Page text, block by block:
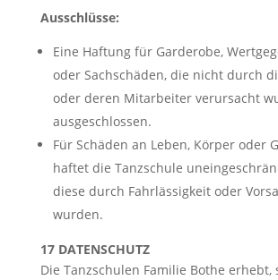
Ausschlüsse:
Eine Haftung für Garderobe,
oder Sachschäden, die nicht durch
oder deren Mitarbeiter verursacht
ausgeschlossen.
Für Schäden an Leben, Körper oder
haftet die Tanzschule
diese durch Fahrlässigkeit oder
wurden.
17 DATENSCHUTZ
Die Tanzschulen Familie Bothe erhebt,